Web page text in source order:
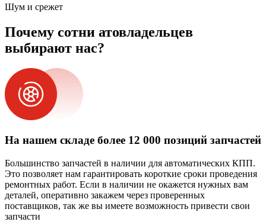
Шум и срежет
Почему сотни атовладельцев
выбирают нас?
На нашем складе более 12 000 позиций запчастей
Большинство запчастей в наличии для автоматических КПП.
Это позволяет нам гарантировать короткие сроки проведения
ремонтных работ. Если в наличии не окажется нужных вам
деталей, оперативно закажем через проверенных
поставщиков, так же вы имеете возможность привести свои
запчасти